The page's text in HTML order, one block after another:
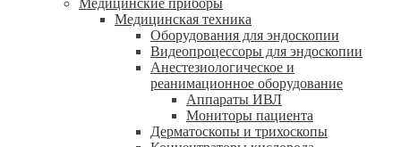
Медицинские приборы
Медицинская техника
Оборудования для эндоскопии
Видеопроцессоры для эндоскопии
Анестезиологическое и
реанимационное оборудование
Аппараты ИВЛ
Мониторы пациента
Дерматоскопы и трихоскопы